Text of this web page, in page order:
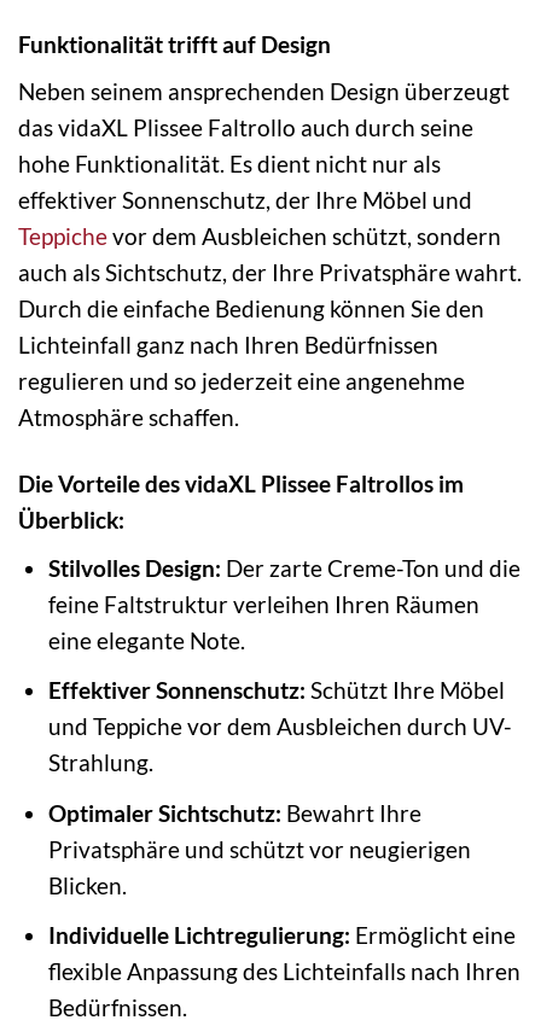
Funktionalität trifft auf Design
Neben seinem ansprechenden Design überzeugt
das vidaXL Plissee Faltrollo auch durch seine
hohe Funktionalität. Es dient nicht nur als
effektiver Sonnenschutz, der Ihre Möbel und
Teppichevor dem Ausbleichen schützt, sondern
auch als Sichtschutz, der Ihre Privatsphäre wahrt.
Durch die einfache Bedienung können Sie den
Lichteinfall ganz nach Ihren Bedürfnissen
regulieren und so jederzeit eine angenehme
Atmosphäre schaffen.
Die Vorteile des vidaXL Plissee Faltrollos im
Überblick:
Stilvolles Design: Der zarte Creme-Ton und die
feine Faltstruktur verleihen Ihren Räumen
eine elegante Note.
Effektiver Sonnenschutz: Schützt Ihre Möbel
und Teppiche vor dem Ausbleichen durch UV-
Strahlung.
Optimaler Sichtschutz: Bewahrt Ihre
Privatsphäre und schützt vor neugierigen
Blicken.
Individuelle Lichtregulierung: Ermöglicht eine
flexible Anpassung des Lichteinfalls nach Ihren
Bedürfnissen.